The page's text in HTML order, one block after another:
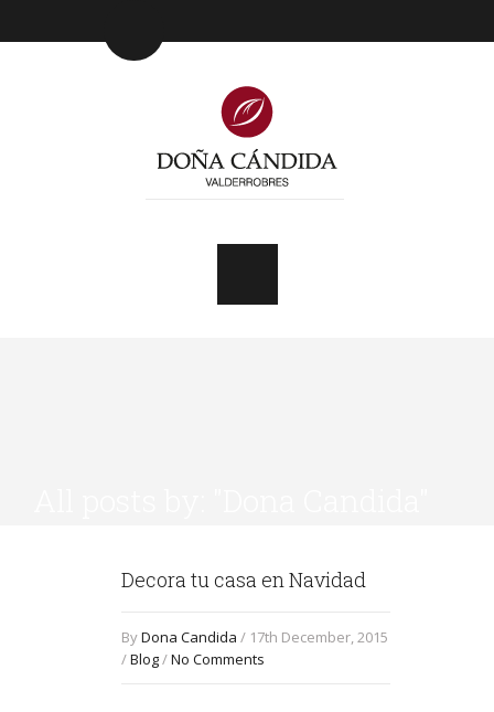
Decora tu casa en Navidad
ByDona Candida / 17th December, 2015
/Blog/No Comments